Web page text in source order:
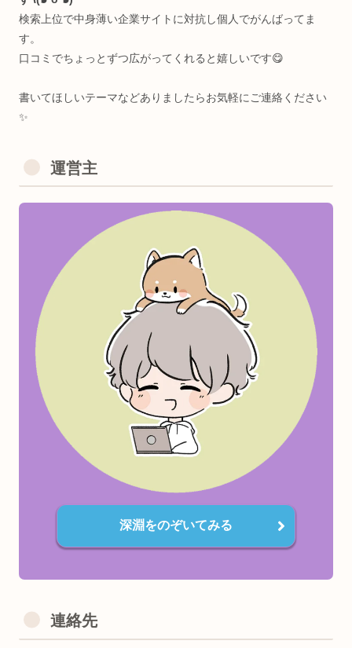
＜資格🐥＞（おまけ）
・日本語検定3級(謎に)
・基本情報技術者(午後問C/1ヶ月半)
・Python3認定基礎(🧸目当て)
・第二種電気工事士(電気風呂自作)
・乙種第4類危険物取扱者(ノリで)
・アロマテラピー検定1級(サウナhack)
・Google Cloud Generative AI Leader
＜好きなたべもの🍖＞
おにく
気に入った記事があれば、お友達にシェアして貰えると喜
検索上位で中身薄い企業サイトに対抗し個人でがんばってま
す。
口コミでちょっとずつ広がってくれると嬉しいです😋
書いてほしいテーマなどありましたらお気軽にご連絡くだ
運営主
深淵をのぞいてみる
連絡先